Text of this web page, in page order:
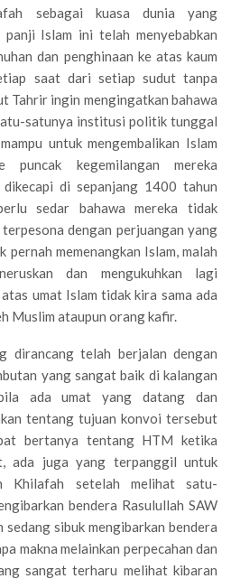
sebagai kuasa dunia yang
panji Islam ini telah menyebabkan
dan penghinaan ke atas kaum
saat dari setiap sudut tanpa
Tahrir ingin mengingatkan bahawa
satunya institusi politik tunggal
untuk mengembalikan Islam
kegemilangan mereka
di sepanjang 1400 tahun
sedar bahawa mereka tidak
dengan perjuangan yang
pernah memenangkan Islam, malah
dan mengukuhkan lagi
umat Islam tidak kira sama ada
Muslim ataupun orang kafir.
dirancang telah berjalan dengan
yang sangat baik di kalangan
ada umat yang datang dan
tentang tujuan konvoi tersebut
bertanya tentang HTM ketika
ada juga yang terpanggil untuk
Khilafah setelah melihat satu-
bendera Rasulullah SAW
sibuk mengibarkan bendera
makna melainkan perpecahan dan
sangat terharu melihat kibaran